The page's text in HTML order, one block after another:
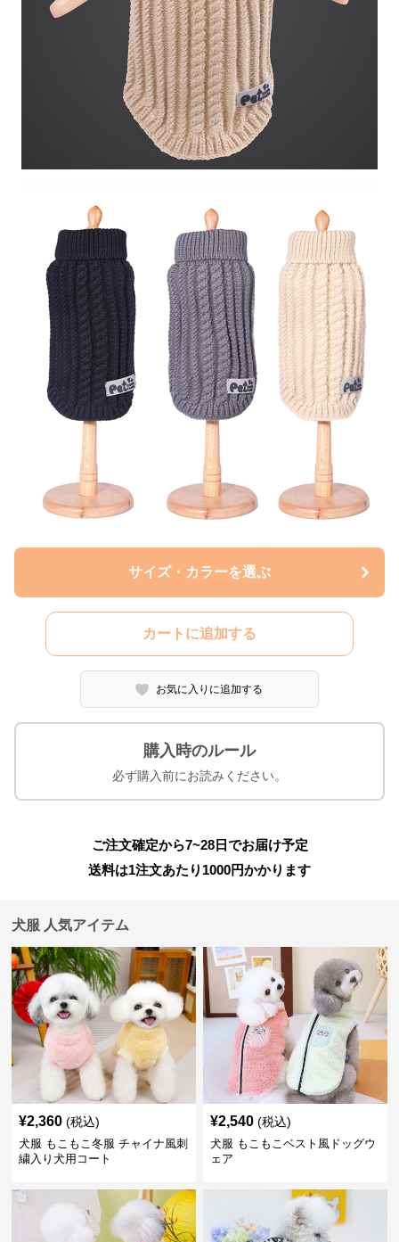
サイズ・カラーを選ぶ
カートに追加する
お気に入りに追加する
購入時のルール
必ず購入前にお読みください。
ご注文確定から7~28日でお届け予定
送料は1注文あたり 1000円かかります
犬服 人気アイテム
¥2,360 (税込)
犬服 もこもこ冬服 チャイナ風刺
繍入り犬用コート
¥2,540 (税込)
犬服 もこもこベスト風ドッグウ
ェア